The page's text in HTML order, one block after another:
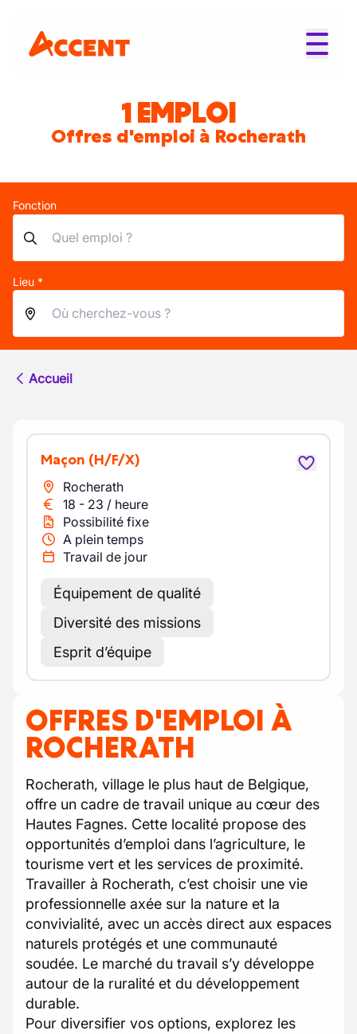
1 EMPLOI
Offres d'emploi à Rocherath
Fonction
Lieu *
Accueil
Maçon (H/F/X)
Rocherath
18 - 23 / heure
Possibilité fixe
A plein temps
Travail de jour
Équipement de qualité
Diversité des missions
Esprit d’équipe
OFFRES D'EMPLOI À
ROCHERATH
Rocherath, village le plus haut de Belgique,
offre un cadre de travail unique au cœur des
Hautes Fagnes. Cette localité propose des
opportunités d’emploi dans l’agriculture, le
tourisme vert et les services de proximité.
Travailler à Rocherath, c’est choisir une vie
professionnelle axée sur la nature et la
convivialité, avec un accès direct aux espaces
naturels protégés et une communauté
soudée. Le marché du travail s’y développe
autour de la ruralité et du développement
durable.
Pour diversifier vos options, explorez les